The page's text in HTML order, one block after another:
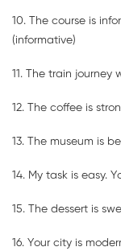
10. The course is
(informative)
11. The train journey
12. The coffee is
13. The museum is
14. My task is easy.
15. The dessert is
16. Your city is